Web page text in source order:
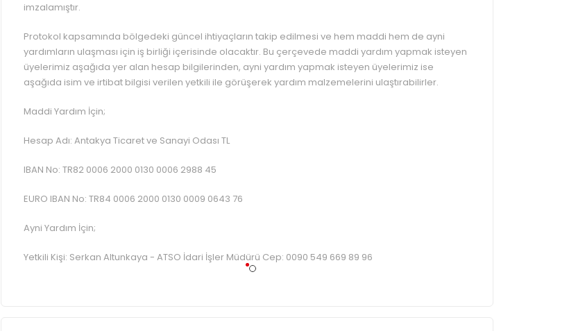
imzalamıştır.
Protokol kapsamında bölgedeki güncel ihtiyaçların takip edilmesi ve hem maddi hem de ayni
yardımların ulaşması için iş birliği içerisinde olacaktır. Bu çerçevede maddi yardım yapmak isteyen
üyelerimiz aşağıda yer alan hesap bilgilerinden, ayni yardım yapmak isteyen üyelerimiz ise
aşağıda isim ve irtibat bilgisi verilen yetkili ile görüşerek yardım malzemelerini ulaştırabilirler.
Maddi Yardım İçin;
Hesap Adı: Antakya Ticaret ve Sanayi Odası TL
IBAN No: TR82 0006 2000 0130 0006 2988 45
EURO IBAN No: TR84 0006 2000 0130 0009 0643 76
Ayni Yardım İçin;
Yetkili Kişi: Serkan Altunkaya - ATSO İdari İşler Müdürü Cep: 0090 549 669 89 96